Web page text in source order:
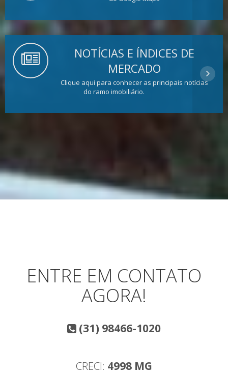
NOTÍCIAS E ÍNDICES DE
MERCADO
Clique aqui para conhecer as principais notícias
do ramo imobiliário.
ENTRE EM CONTATO
AGORA!
(31) 98466-1020
CRECI: 4998 MG